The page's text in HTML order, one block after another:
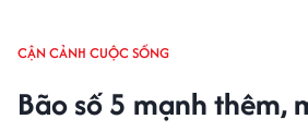
CẬN CẢNH CUỘC SỐNG
Bão số 5 mạnh thêm,